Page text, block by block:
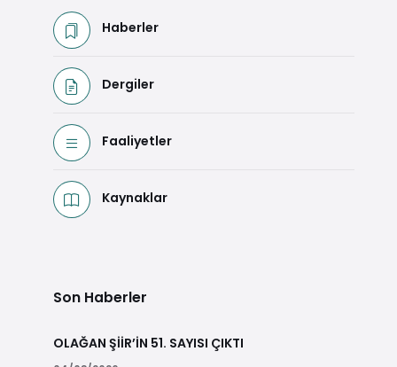
Haberler
Dergiler
Faaliyetler
Kaynaklar
Son Haberler
OLAĞAN ŞİİR’İN 51. SAYISI ÇIKTI